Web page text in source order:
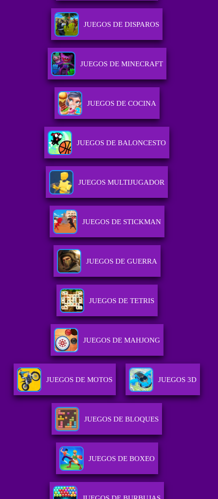
JUEGOS DE DISPAROS
JUEGOS DE MINECRAFT
JUEGOS DE COCINA
JUEGOS DE BALONCESTO
JUEGOS MULTIJUGADOR
JUEGOS DE STICKMAN
JUEGOS DE GUERRA
JUEGOS DE TETRIS
JUEGOS DE MAHJONG
JUEGOS DE MOTOS JUEGOS 3D
JUEGOS DE BLOQUES
JUEGOS DE BOXEO